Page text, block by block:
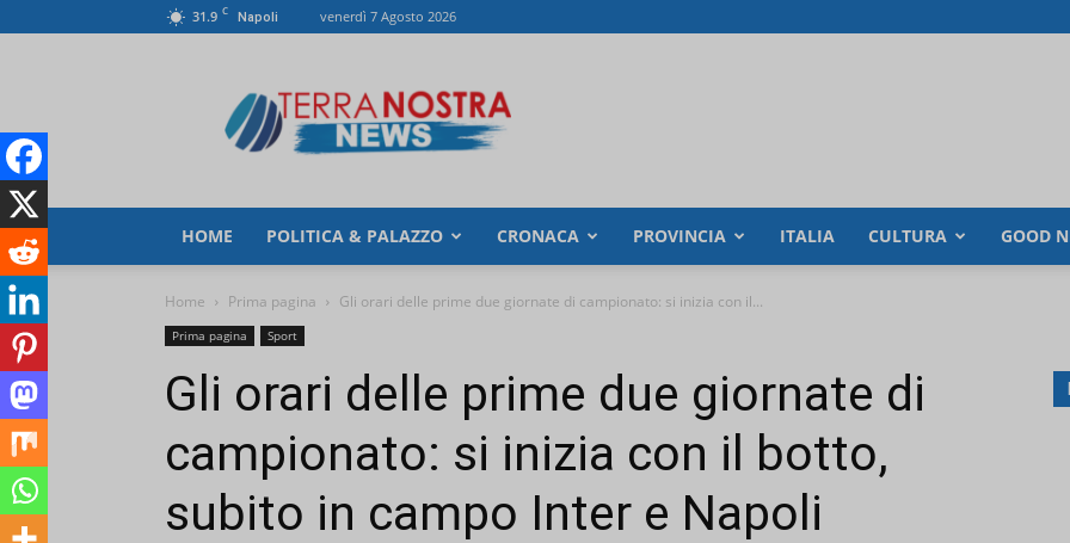
31.9 C Napoli venerdì 7 Agosto 2026
HOME POLITICA & PALAZZO CRONACA PROVINCIA ITALIA CULTURA GOOD
Home Prima pagina Gli orari delle prime due giornate di campionato: si inizia con il...
Prima pagina Sport
Gli orari delle prime due giornate di
campionato: si inizia con il botto,
subito in campo Inter e Napoli